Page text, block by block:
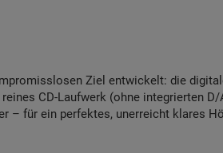
Ziel entwickelt: die
CD-Laufwerk (ohne integrierten
– für ein perfektes, unerreicht klares